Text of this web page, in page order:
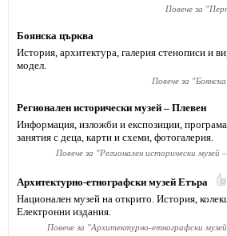
Повече за "
Боянска църква
История, архитектура, галерия стенописи и
модел.
Повече за "
Регионален исторически музей – Плевен
Информация, изложби и експозиции,
занятия с деца, карти и схеми, фотогалерия.
Повече за "Регионален исторически музей
Архитектурно-етнографски музей Етъра
Национален музей на открито. История,
Електронни издания.
Повече за "Архитектурно-етнографски